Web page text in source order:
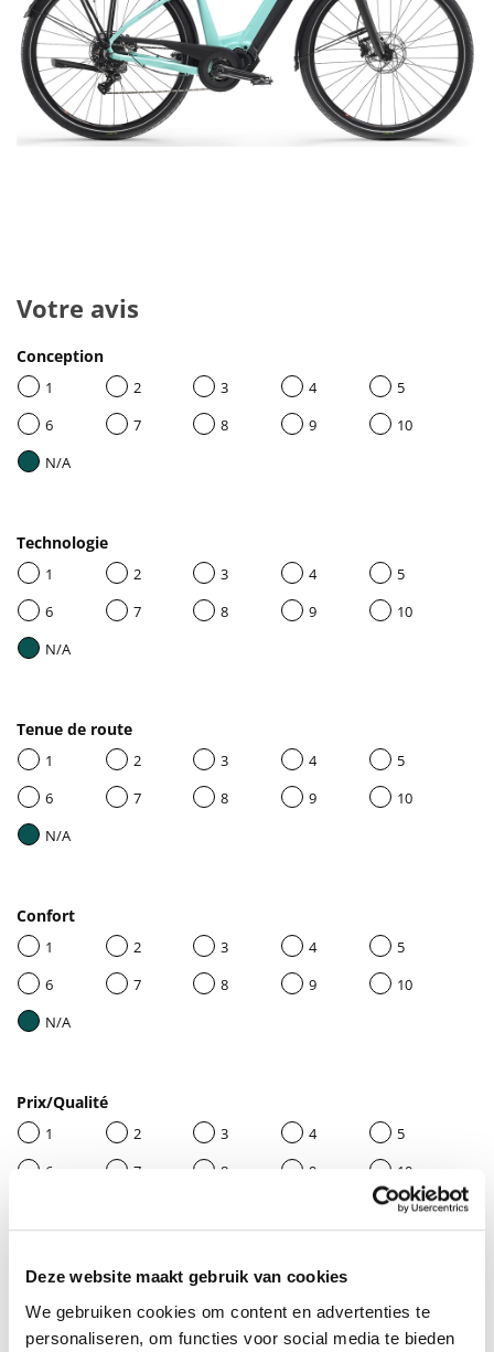
Deze website maakt gebruik van cookies
We gebruiken cookies om content en advertenties te
personaliseren, om functies voor social media te bieden
Votre avis
Conception
1 2 3 4
5
6
7 8 9
10
N/A
Technologie
1 2 3 4
5
6
7 8 9
10
N/A
Tenue de route
1 2 3 4
5
6
7 8 9
10
N/A
Confort
1 2 3 4
5
6
7 8 9
10
N/A
Prix/Qualité
1 2 3 4
5
6
7 8 9
10